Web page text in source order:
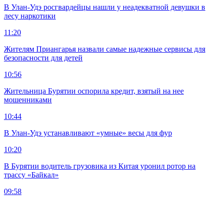
В Улан-Удэ росгвардейцы нашли у неадекватной девушки в
лесу наркотики
11:20
Жителям Приангарья назвали самые надежные сервисы для
безопасности для детей
10:56
Жительница Бурятии оспорила кредит, взятый на нее
мошенниками
10:44
В Улан-Удэ устанавливают «умные» весы для фур
10:20
В Бурятии водитель грузовика из Китая уронил ротор на
трассу «Байкал»
09:58